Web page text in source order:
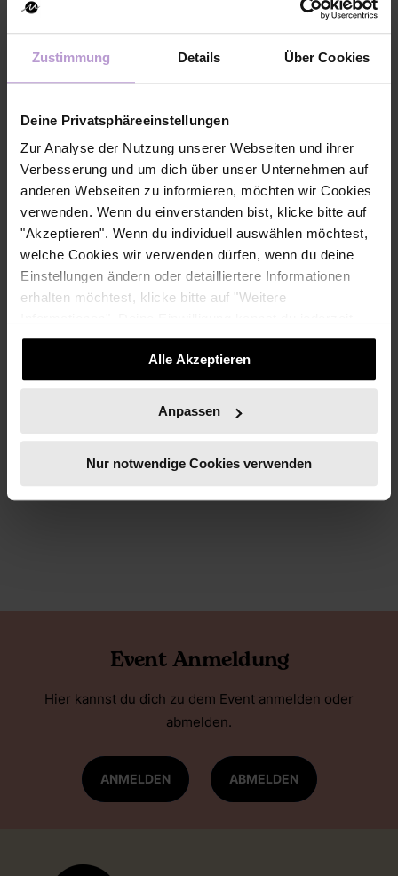
Zustimmung Details Über Cookies
Deine Privatsphäreeinstellungen
Zur Analyse der Nutzung unserer Webseiten und ihrer
Verbesserung und um dich über unser Unternehmen auf
anderen Webseiten zu informieren, möchten wir Cookies
verwenden. Wenn du einverstanden bist, klicke bitte auf
"Akzeptieren". Wenn du individuell auswählen möchtest,
welche Cookies wir verwenden dürfen, wenn du deine
Einstellungen ändern oder detailliertere Informationen
erhalten möchtest, klicke bitte auf "Weitere
widerrufen.
Alle Akzeptieren
Anpassen
Nur notwendige Cookies verwenden
👉 Branchen-Insights und inspirierende Vorträge von
Persönlichkeiten wie
Annahita Esmailzadeh, Markus
Zugänge für deine Karriere
Du willst dir eines unserer Freitickets sichern?
💥Dann sei schnell und melde dich hier an– den Code
für dein Freiticket schicken wir dir im Nachgang direkt zu.
First come, first serve.
Event Anmeldung
Hier kannst du dich zu dem Event anmelden oder
abmelden.
ANMELDEN ABMELDEN